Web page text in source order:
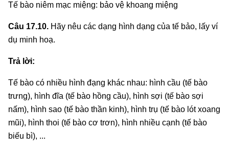
Tế bào niêm mạc miệng: bảo vệ khoang miệng
Câu 17.10. Hãy nêu các dạng hình dạng của tế bảo, lấy ví
dụ minh hoạ.
Trả lời:
Tế bào có nhiều hình đạng khác nhau: hình cầu (tế bào
trưng), hình đĩa (tế bào hồng cầu), hình sợi (tế bào sợi
nấm), hình sao (tế bào thần kinh), hình trụ (tế bào lót xoang
mũi), hình thoi (tế bào cơ trơn), hình nhiều cạnh (tế bào
biếu bì), ...